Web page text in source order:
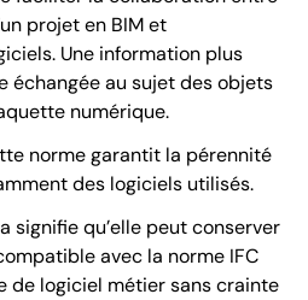
projet en BIM et
Une information plus
échangée au sujet des objets
numérique.
norme garantit la pérennité
des logiciels utilisés.
signifie qu’elle peut conserver
avec la norme IFC
de logiciel métier sans crainte